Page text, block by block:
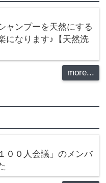
ャンプーを天然にする
になります♪【天然洗
more...
００人会議」のメンバ